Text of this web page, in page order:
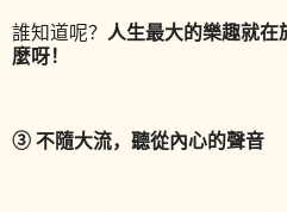
誰知道呢？ 人生最大的樂趣就
麼呀！
③ 不隨大流，聽從內心的聲音